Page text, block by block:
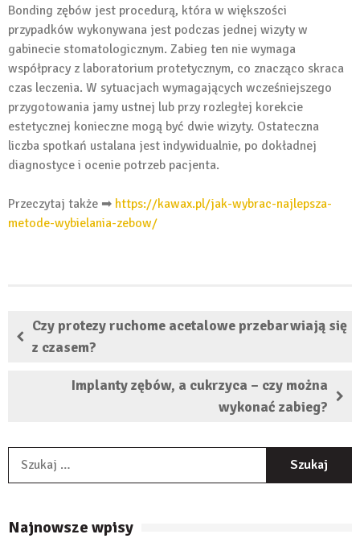
Bonding zębów jest procedurą, która w większości
przypadków wykonywana jest podczas jednej wizyty w
gabinecie stomatologicznym. Zabieg ten nie wymaga
współpracy z laboratorium protetycznym, co znacząco skraca
czas leczenia. W sytuacjach wymagających wcześniejszego
przygotowania jamy ustnej lub przy rozległej korekcie
estetycznej konieczne mogą być dwie wizyty. Ostateczna
liczba spotkań ustalana jest indywidualnie, po dokładnej
diagnostyce i ocenie potrzeb pacjenta.
Przeczytaj także ➡ https://kawax.pl/jak-wybrac-najlepsza-
metode-wybielania-zebow/
Czy protezy ruchome acetalowe przebarwiają się
z czasem?
Implanty zębów, a cukrzyca – czy można
wykonać zabieg?
Najnowsze wpisy